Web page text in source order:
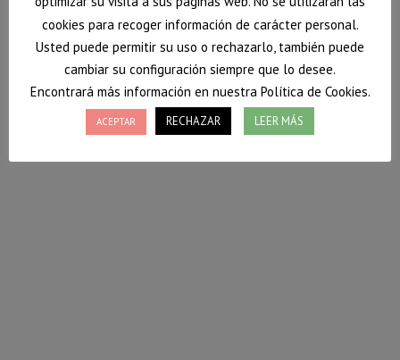
cookies para recoger información de carácter personal.
Usted puede permitir su uso o rechazarlo, también puede
cambiar su configuración siempre que lo desee.
Encontrará más información en nuestra Política de Cookies.
ACEPTAR RECHAZAR LEER MÁS